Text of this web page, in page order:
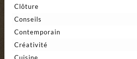
Clôture
Conseils
Contemporain
Créativité